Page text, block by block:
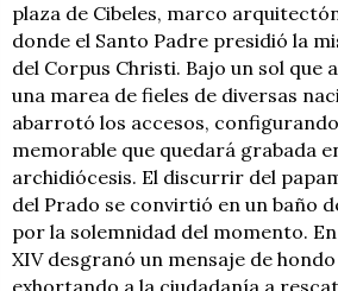
plaza de Cibeles, marco
donde el Santo Padre presidió la
del Corpus Christi. Bajo un sol que
una marea de fieles de diversas
abarrotó los accesos,
memorable que quedará grabada
archidiócesis. El discurrir del
del Prado se convirtió en un baño
por la solemnidad del momento.
XIV desgranó un mensaje de